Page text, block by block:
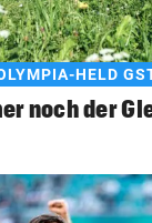
HELD
noch der